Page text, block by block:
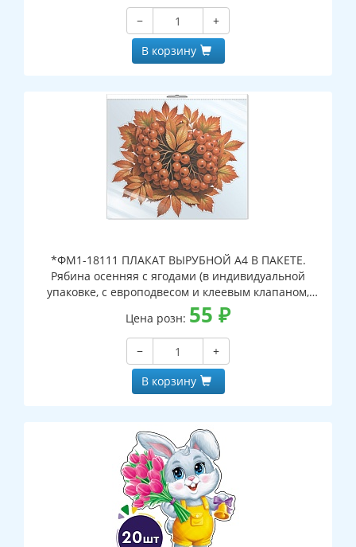
−
+
В корзину
*ФМ1-18111 ПЛАКАТ ВЫРУБНОЙ А4 В ПАКЕТЕ.
Рябина осенняя с ягодами (в индивидуальной
упаковке, с европодвесом и клеевым клапаном,
двухсторонний, ВД-лак)
Цена розн: 55 ₽
−
+
В корзину